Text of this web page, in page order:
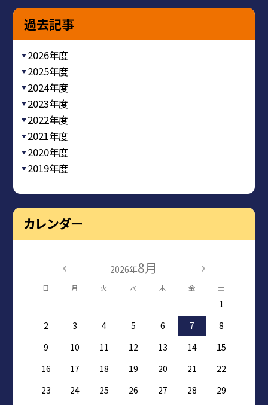
過去記事
2026年度
2025年度
2024年度
2023年度
2022年度
2021年度
2020年度
2019年度
カレンダー
2026年8月
日 月 火 水 木 金 土
1
2
3 4 5 6 7
8
9
10 11 12 13 14
15
16
17 18 19 20 21
22
23
24 25 26 27 28
29